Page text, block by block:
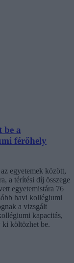
a
férőhely
egyetemek között,
a térítési díj összege
egyetemistára 76
havi kollégiumi
a vizsgált
kapacitás,
költözhet be.